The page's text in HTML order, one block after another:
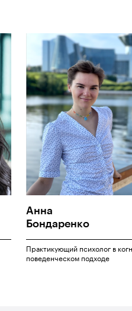
Анна
Бондаренко
Практикующий психолог в
поведенческом подходе